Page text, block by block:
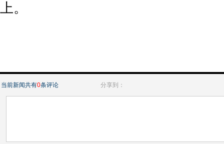
上。
当前新闻共有0条评论 分享到：